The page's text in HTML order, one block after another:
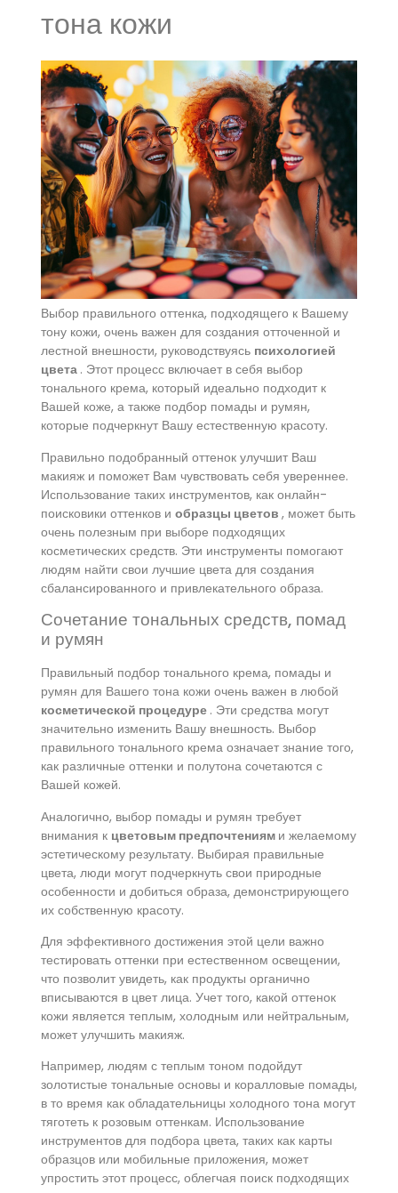
тона кожи
Выбор правильного оттенка, подходящего к Вашему
тону кожи, очень важен для создания отточенной и
лестной внешности, руководствуясь психологией
цвета . Этот процесс включает в себя выбор
тонального крема, который идеально подходит к
Вашей коже, а также подбор помады и румян,
которые подчеркнут Вашу естественную красоту.
Правильно подобранный оттенок улучшит Ваш
макияж и поможет Вам чувствовать себя увереннее.
Использование таких инструментов, как онлайн-
поисковики оттенков и образцы цветов , может быть
очень полезным при выборе подходящих
косметических средств. Эти инструменты помогают
людям найти свои лучшие цвета для создания
сбалансированного и привлекательного образа.
Сочетание тональных средств, помад
и румян
Правильный подбор тонального крема, помады и
румян для Вашего тона кожи очень важен в любой
косметической процедуре . Эти средства могут
значительно изменить Вашу внешность. Выбор
правильного тонального крема означает знание того,
как различные оттенки и полутона сочетаются с
Вашей кожей.
Аналогично, выбор помады и румян требует
внимания к цветовым предпочтениям и желаемому
эстетическому результату. Выбирая правильные
цвета, люди могут подчеркнуть свои природные
особенности и добиться образа, демонстрирующего
их собственную красоту.
Для эффективного достижения этой цели важно
тестировать оттенки при естественном освещении,
что позволит увидеть, как продукты органично
вписываются в цвет лица. Учет того, какой оттенок
кожи является теплым, холодным или нейтральным,
может улучшить макияж.
Например, людям с теплым тоном подойдут
золотистые тональные основы и коралловые помады,
в то время как обладательницы холодного тона могут
тяготеть к розовым оттенкам. Использование
инструментов для подбора цвета, таких как карты
образцов или мобильные приложения, может
упростить этот процесс, облегчая поиск подходящих